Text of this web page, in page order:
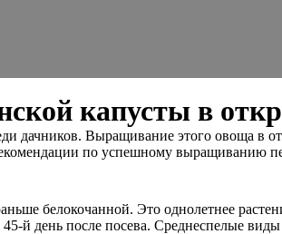
капусты в
дачников. Выращивание этого овоща в
по успешному выращиванию
белокочанной. Это однолетнее
й день после посева. Среднеспелые